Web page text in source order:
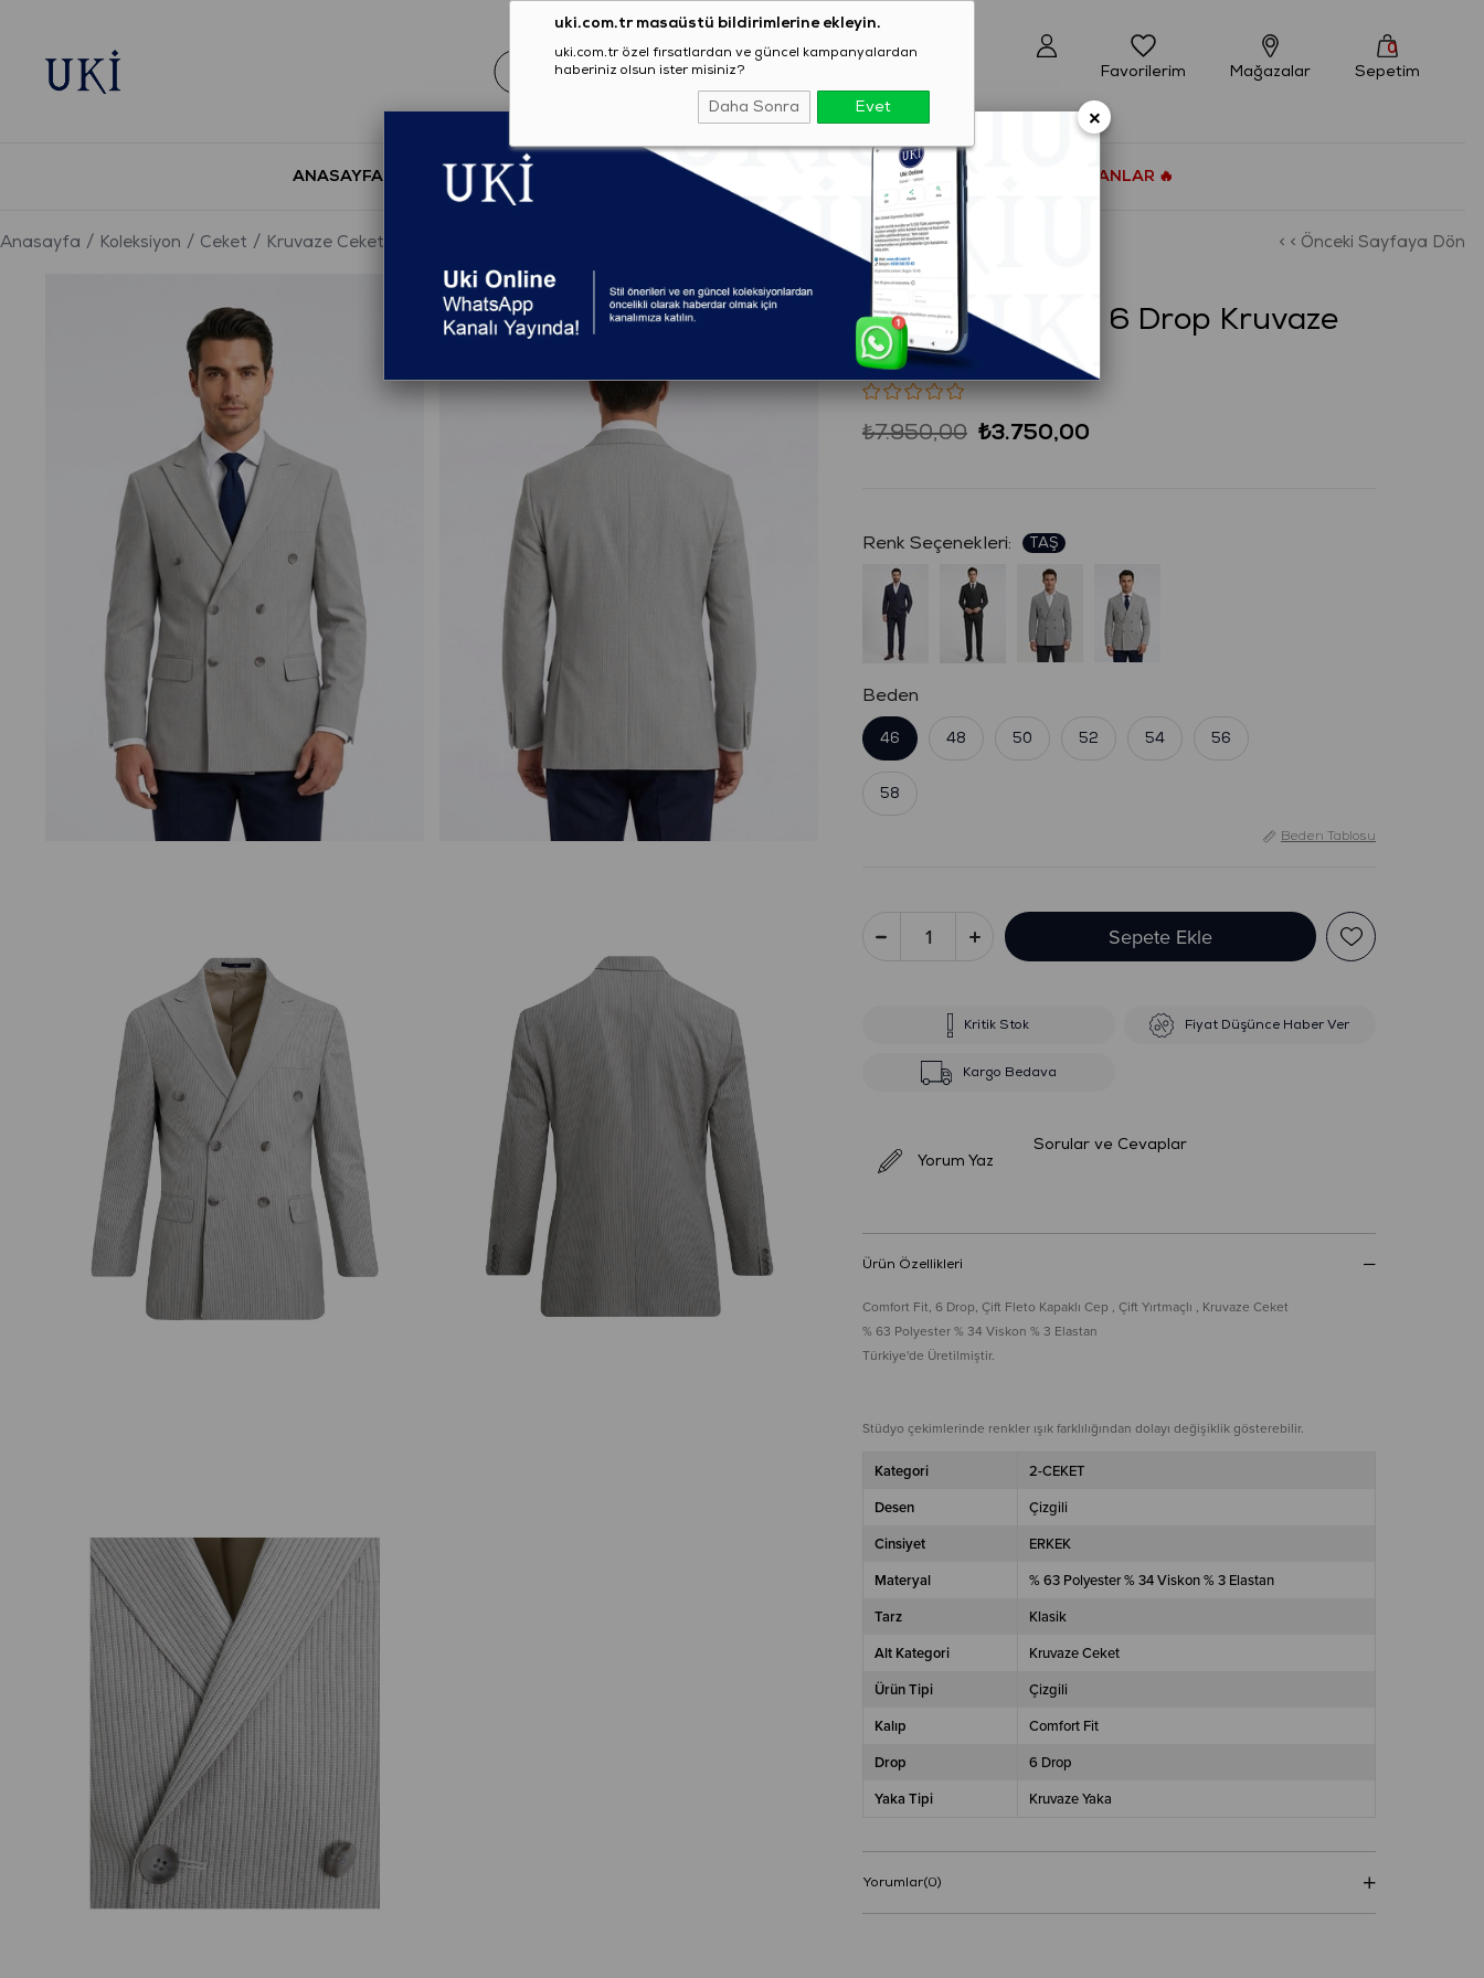
uki.com.tr masaüstü bildirimlerine ekleyin.
uki.com.tr özel fırsatlardan ve güncel kampanyalardan
haberiniz olsun ister misiniz?
Daha Sonra Evet
Sepetim
0
Mağazalar
Favorilerim
ANASAYFA YENİ SEZON AYAKKABI T-SHIRT ÇOK SATANLAR 🔥
Anasayfa Koleksiyon Ceket Kruvaze Ceket < < Önceki Sayfaya Dön
(2302C0625419)
TAŞ Comfort Fit 6 Drop Kruvaze
Ceket
₺7.950,00 ₺3.750,00
:
Beden
46 48 50 52 54 56
58
Beden Tablosu
Kritik Stok Fiyat Düşünce Haber Ver
Kargo Bedava
Yorum Yaz
Sorular ve Cevaplar
Ürün Özellikleri
Comfort Fit, 6 Drop, Çift Fleto Kapaklı Cep , Çift Yırtmaçlı , Kruvaze Ceket
% 63 Polyester % 34 Viskon % 3 Elastan
Türkiye'de Üretilmiştir.
Stüdyo çekimlerinde renkler ışık farklılığından dolayı değişiklik gösterebilir.
Kategori 2-CEKET
Desen Çizgili
Cinsiyet ERKEK
Materyal % 63 Polyester % 34 Viskon % 3 Elastan
Tarz Klasik
Alt Kategori Kruvaze Ceket
Ürün Tipi Çizgili
Kalıp Comfort Fit
Drop 6 Drop
Yaka Tipi Kruvaze Yaka
Yorumlar(0)
×